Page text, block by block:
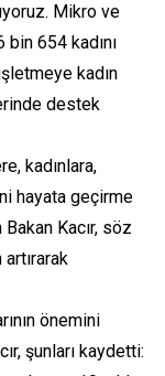
Mikro ve
654 kadını
kadın
destek
kadınlara,
hayata geçirme
Kacır, söz
önemini
şunları kaydetti: